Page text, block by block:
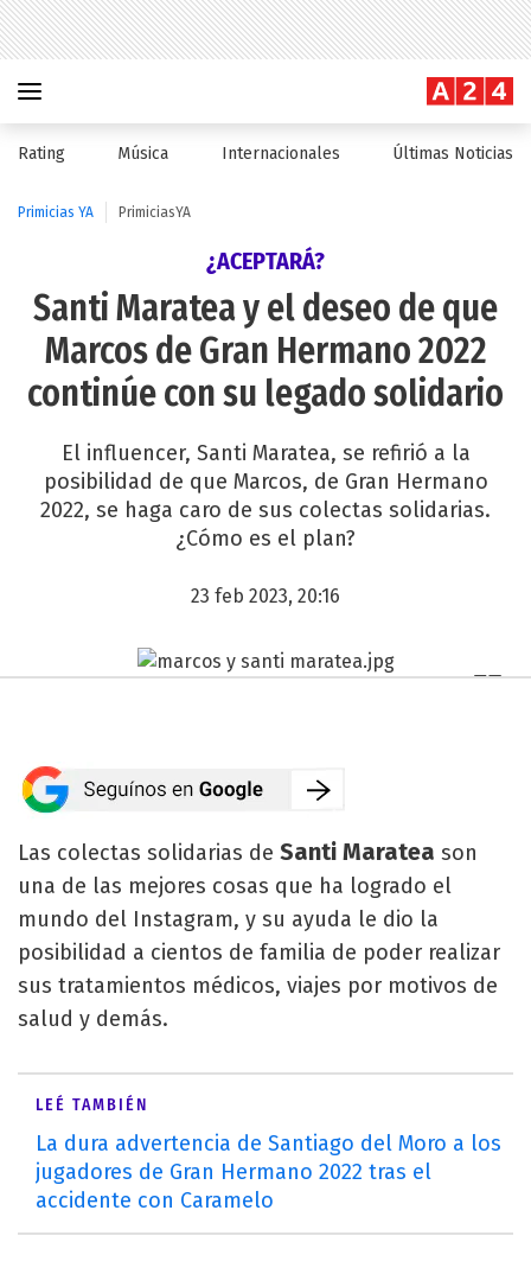
Rating Música Internacionales Últimas Noticias
Primicias YA PrimiciasYA
¿ACEPTARÁ?
Santi Maratea y el deseo de que
Marcos de Gran Hermano 2022
continúe con su legado solidario
El influencer, Santi Maratea, se refirió a la
posibilidad de que Marcos, de Gran Hermano
2022, se haga caro de sus colectas solidarias.
¿Cómo es el plan?
23 feb 2023, 20:16
Las colectas solidarias de Santi Maratea son
una de las mejores cosas que ha logrado el
mundo del Instagram, y su ayuda le dio la
posibilidad a cientos de familia de poder realizar
sus tratamientos médicos, viajes por motivos de
salud y demás.
LEÉ TAMBIÉN
La dura advertencia de Santiago del Moro a los
jugadores de Gran Hermano 2022 tras el
accidente con Caramelo